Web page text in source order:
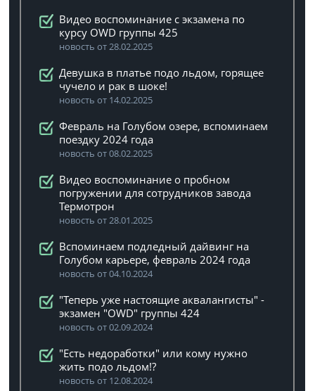
Видео воспоминание с экзамена по
курсу OWD группы 425
новость от 28.02.2025
Девушка в платье подо льдом, горящее
чучело и рак в шоке!
новость от 14.02.2025
Февраль на Голубом озере, вспоминаем
поездку 2024 года
новость от 08.02.2025
Видео воспоминание о пробном
погружении для сотрудников завода
Термотрон
новость от 28.01.2025
Вспоминаем подледный дайвинг на
Голубом карьере, февраль 2024 года
новость от 04.10.2024
"Теперь уже настоящие аквалангисты" -
экзамен "OWD" группы 424
новость от 02.09.2024
"Есть недоработки" или кому нужно
жить подо льдом!?
новость от 12.08.2024